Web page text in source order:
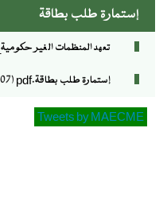
إستمارة طلب بطاقة
تعهد المنظمات الغير حكومية_0.docx
إستمارة طلب بطاقة.pdf (369.07 كيلوبايت)
Tweets by MAECME